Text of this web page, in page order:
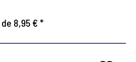
de 8,95 € *